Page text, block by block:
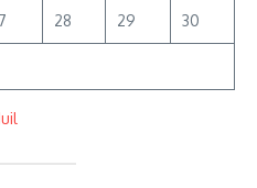
28 29 30